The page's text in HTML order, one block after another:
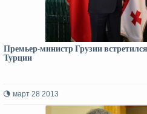
Премьер-министр Грузии
Турции
март 28 2013